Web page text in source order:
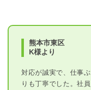
熊本市東区
K様より
対応が誠実で、仕事ぶ
りも丁寧でした。社員